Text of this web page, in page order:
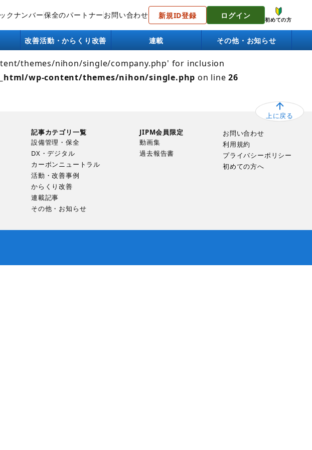
クナンバー保全のパートナー お問い合わせ 新規ID登録 ログイン 初めての方
改善活動・からくり改善 連載 その他・お知らせ
company.php): Failed to open stream: No such file or directory in
on line 26
themes/nihon/single/company.php' for inclusion
wp-content/themes/nihon/single.php on line26
上に戻る
記事カテゴリ一覧
設備管理・保全
DX・デジタル
カーボンニュートラル
活動・改善事例
からくり改善
連載記事
その他・お知らせ
JIPM会員限定
動画集
過去報告書
お問い合わせ
利用規約
プライバシーポリシー
初めての方へ